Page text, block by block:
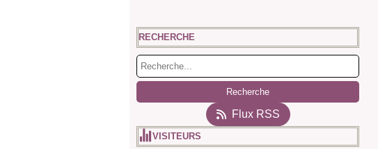
RECHERCHE
Flux RSS
VISITEURS